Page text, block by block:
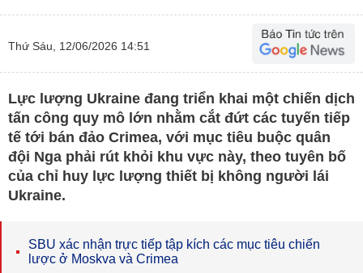
Thứ Sáu, 12/06/2026 14:51
Lực lượng Ukraine đang triển khai một chiến dịch
tấn công quy mô lớn nhằm cắt đứt các tuyến tiếp
tế tới bán đảo Crimea, với mục tiêu buộc quân
đội Nga phải rút khỏi khu vực này, theo tuyên bố
của chỉ huy lực lượng thiết bị không người lái
Ukraine.
SBU xác nhận trực tiếp tập kích các mục tiêu chiến
lược ở Moskva và Crimea